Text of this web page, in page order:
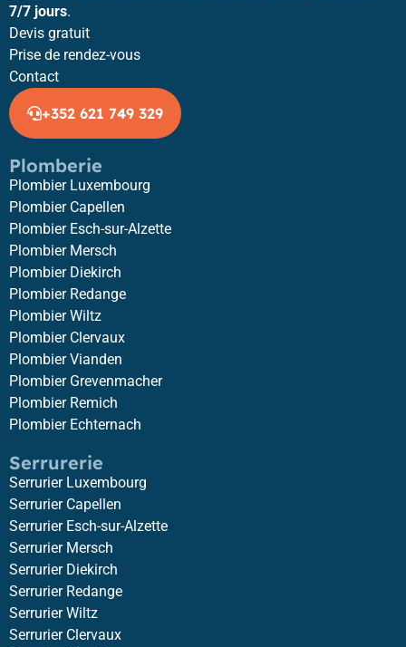
7/7 jours.
Devis gratuit
Prise de rendez-vous
Contact
+352 621 749 329
Plomberie
Plombier Luxembourg
Plombier Capellen
Plombier Esch-sur-Alzette
Plombier Mersch
Plombier Diekirch
Plombier Redange
Plombier Wiltz
Plombier Clervaux
Plombier Vianden
Plombier Grevenmacher
Plombier Remich
Plombier Echternach
Serrurerie
Serrurier Luxembourg
Serrurier Capellen
Serrurier Esch-sur-Alzette
Serrurier Mersch
Serrurier Diekirch
Serrurier Redange
Serrurier Wiltz
Serrurier Clervaux